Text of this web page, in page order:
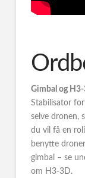
Gimbal og
Stabilisator
selve dronen,
du vil få en
benytte
gimbal – se
om H3-3D.